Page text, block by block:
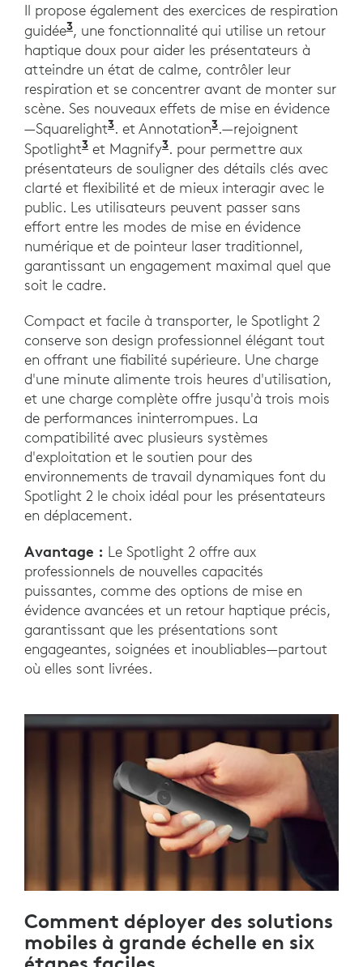
Il propose également des exercices de respiration
guidée3, une fonctionnalité qui utilise un retour
haptique doux pour aider les présentateurs à
atteindre un état de calme, contrôler leur
respiration et se concentrer avant de monter sur
scène. Ses nouveaux effets de mise en évidence
—Squarelight3. et Annotation3.—rejoignent
Spotlight3 et Magnify3. pour permettre aux
présentateurs de souligner des détails clés avec
clarté et flexibilité et de mieux interagir avec le
public. Les utilisateurs peuvent passer sans
effort entre les modes de mise en évidence
numérique et de pointeur laser traditionnel,
garantissant un engagement maximal quel que
soit le cadre.
Compact et facile à transporter, le Spotlight 2
conserve son design professionnel élégant tout
en offrant une fiabilité supérieure. Une charge
d'une minute alimente trois heures d'utilisation,
et une charge complète offre jusqu'à trois mois
de performances ininterrompues. La
compatibilité avec plusieurs systèmes
d'exploitation et le soutien pour des
environnements de travail dynamiques font du
Spotlight 2 le choix idéal pour les présentateurs
en déplacement.
Avantage : Le Spotlight 2 offre aux
professionnels de nouvelles capacités
puissantes, comme des options de mise en
évidence avancées et un retour haptique précis,
garantissant que les présentations sont
engageantes, soignées et inoubliables—partout
où elles sont livrées.
Comment déployer des solutions
mobiles à grande échelle en six